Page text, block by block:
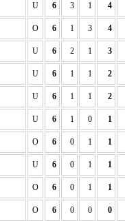
U 6 3 1 4
O 6 1 3 4
U 6 2 1 3
U 6 1 1 2
U 6 1 1 2
U 6 1 0 1
O 6 0 1 1
U 6 0 1 1
O 6 0 1 1
O 6 0 0 0